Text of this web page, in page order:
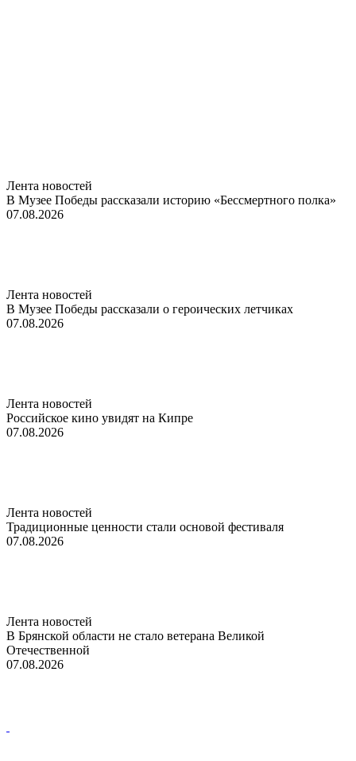
Лента новостей
В Музее Победы рассказали историю «Бессмертного полка»
07.08.2026
Лента новостей
В Музее Победы рассказали о героических летчиках
07.08.2026
Лента новостей
Российское кино увидят на Кипре
07.08.2026
Лента новостей
Традиционные ценности стали основой фестиваля
07.08.2026
Лента новостей
В Брянской области не стало ветерана Великой
Отечественной
07.08.2026